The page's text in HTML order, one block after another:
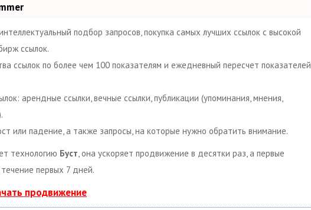
подбор запросов, покупка самых лучших ссылок с высокой
ссылок.
ссылок по более чем 100 показателям и ежедневный пересчет показателей
арендные ссылки, вечные ссылки, публикации (упоминания, мнения,
или падение, а также запросы, на которые нужно обратить внимание.
технологию Буст, она ускоряет продвижение в десятки раз, а первые
первых 7 дней.
продвижение